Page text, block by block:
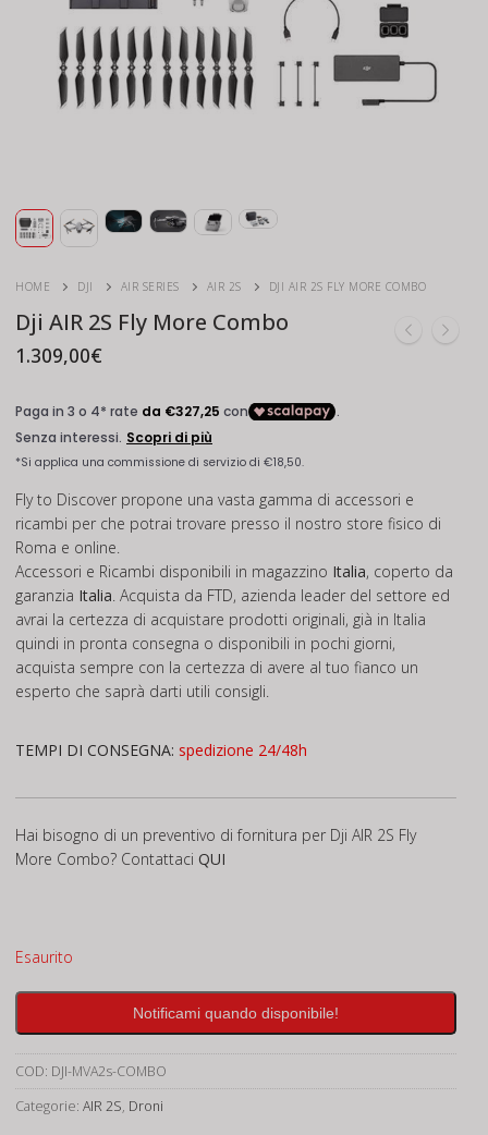
HOME DJI AIR SERIES AIR 2S DJI AIR 2S FLY MORE COMBO
Dji AIR 2S Fly More Combo
1.309,00€
Fly to Discover propone una vasta gamma di accessori e
ricambi per che potrai trovare presso il nostro store fisico di
Roma e online.
Accessori e Ricambi disponibili in magazzino Italia, coperto da
garanzia Italia. Acquista da FTD, azienda leader del settore ed
avrai la certezza di acquistare prodotti originali, già in Italia
quindi in pronta consegna o disponibili in pochi giorni,
acquista sempre con la certezza di avere al tuo fianco un
esperto che saprà darti utili consigli.
TEMPI DI CONSEGNA: spedizione 24/48h
Hai bisogno di un preventivo di fornitura per Dji AIR 2S Fly
More Combo? Contattaci QUI
Esaurito
Notificami quando disponibile!
COD: DJI-MVA2s-COMBO
Categorie: AIR 2S, Droni